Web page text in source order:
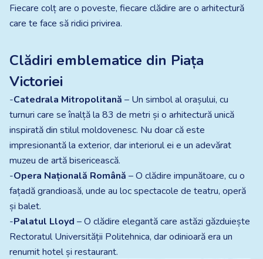
Fiecare colț are o poveste, fiecare clădire are o arhitectură
care te face să ridici privirea.
Clădiri emblematice din Piața
Victoriei
-Catedrala Mitropolitană – Un simbol al orașului, cu
turnuri care se înalță la 83 de metri și o arhitectură unică
inspirată din stilul moldovenesc. Nu doar că este
impresionantă la exterior, dar interiorul ei e un adevărat
muzeu de artă bisericească.
-Opera Națională Română – O clădire impunătoare, cu o
fațadă grandioasă, unde au loc spectacole de teatru, operă
și balet.
-Palatul Lloyd – O clădire elegantă care astăzi găzduiește
Rectoratul Universității Politehnica, dar odinioară era un
renumit hotel și restaurant.